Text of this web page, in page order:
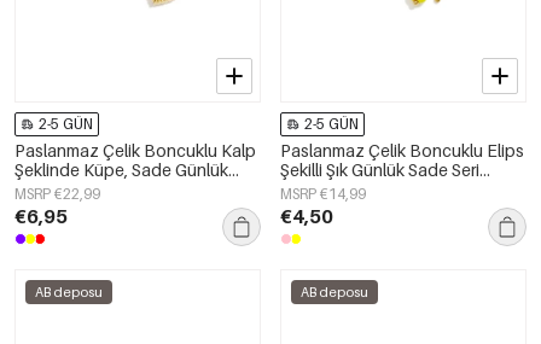
2-5 GÜN
Paslanmaz Çelik Boncuklu Kalp
Şeklinde Küpe, Sade Günlük
Seri, Kadın Takıları
MSRP €22,99
€6,95
2-5 GÜN
Paslanmaz Çelik Boncuklu Elips
Şekilli Şık Günlük Sade Seri
Kadın Takıları
MSRP €14,99
€4,50
AB deposu AB deposu